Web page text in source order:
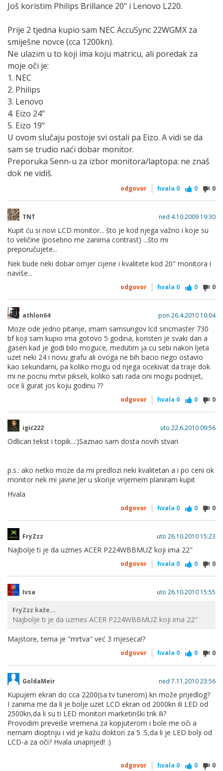
Još koristim Philips Brillance 20" i Lenovo L220.
Prije 2 tjedna kupio sam NEC AccuSync 22WGMX za
smiješne novce (cca 1200kn).
Ne ulazim u to koji ima koju matricu, ali poredak za
moje oči je:
1. NEC
2. Philips
3. Lenovo
4. Eizo 24"
5. Eizo 19"
U ovom slučaju postoje svi ostali pa Eizo. A vidi se da
sam se trudio naći dobar monitor.
Preporuka Senn-u za izbor monitora/laptopa: ne znaš
dok ne vidiš.
odgovor hvala 0 0 0
TNT ned 4.10.2009 19:30
Kupit ću si novi LCD monitor... što je kod njega važno i koje su
to veličine (posebno me zanima contrast) ...što mi
preporučujete...
Nek bude neki dobar omjer cijene i kvalitete kod 20" monitora i
naviše...
odgovor hvala 0 0 0
athlon64 pon 26.4.2010 10:04
Moze ode jedno pitanje, imam samsungov lcd sincmaster 730
bf koji sam kupio ima gotovo 5 godina, koristen je svaki dan a
gasen kad je godi bilo moguce, medutim ja cu sebi nakon ljeta
uzet neki 24 i novu grafu ali ovoga ne bih bacio nego ostavio
kao sekundarni, pa koliko mogu od njega ocekivat da traje dok
mi ne pocnu mrtvi pikseli, koliko sati rada oni mogu podnijet,
oce li gurat jos koju godinu ??
odgovor hvala 0 0 0
igić222 uto 22.6.2010 09:56
Odlican tekst i topik...:)Saznao sam dosta novih stvari
p.s.: ako netko moze da mi predlozi neki kvalitetan a i po ceni ok
monitor nek mi javne.Jer u skorije vrijemem planiram kupit
Hvala
odgovor hvala 0 0 0
FryZzz uto 26.10.2010 15:23
Najbolje ti je da uzmes ACER P224WBBMUZ koji ima 22"
odgovor hvala 0 0 0
Ivsa uto 26.10.2010 15:55
FryZzz kaže...
Najbolje ti je da uzmes ACER P224WBBMUZ koji ima 22"
Majstore, tema je "mrtva" već 3 mjeseca!?
odgovor hvala 0 0 0
GoldaMeir ned 7.11.2010 23:56
Kupujem ekran do cca 2200(sa tv tunerom) kn može prijedlog?
I zanima me da li je bolje uzet LCD ekran od 2000kn ili LED od
2500kn,da li su ti LED monitori marketinški trik ili?
Provodim preveiše vremena za kopjuterom i bole me oči a
nemam dioptriju i vid je kažu doktori za 5 :S,da li je LED bolji od
LCD-a za oči? Hvala unaprijed! :)
odgovor hvala 0 0 0